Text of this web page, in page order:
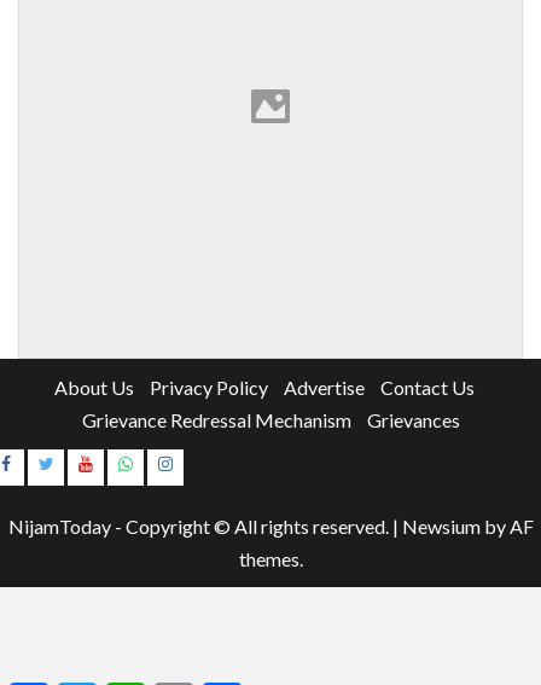
About Us Privacy Policy Advertise
Contact Us
Grievance Redressal Mechanism
Grievances
Instagram
NijamToday - Copyright © All rights reserved. | Newsiumby AF
themes.